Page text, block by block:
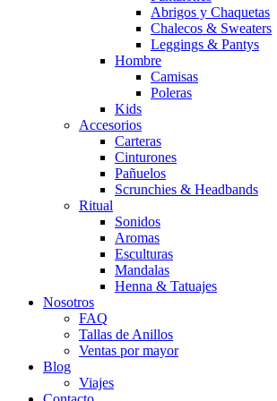
Abrigos y Chaquetas
Chalecos & Sweaters
Leggings & Pantys
Hombre
Camisas
Poleras
Kids
Accesorios
Carteras
Cinturones
Pañuelos
Scrunchies & Headbands
Ritual
Sonidos
Aromas
Esculturas
Mandalas
Henna & Tatuajes
Nosotros
FAQ
Tallas de Anillos
Ventas por mayor
Blog
Viajes